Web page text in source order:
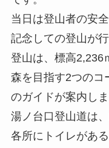
当日は登山者の安
記念しての登山が行
登山は、標高2,236
森を目指す2つのコ
のガイドが案内しま
湯ノ台口登山道は
各所にトイレがあ